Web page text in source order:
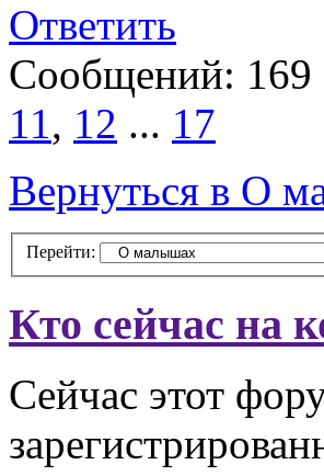
Ответить
Сообщений: 169
11, 12 ... 17
Вернуться в О
Перейти:
Кто сейчас на
Сейчас этот